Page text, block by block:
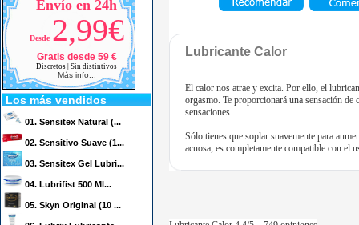
Envío en 24h
Desde 2,99€
Gratis desde 59 €
Discretos | Sin distintivos
Más info...
Los más vendidos
01. Sensitex Natural (...
02. Sensitivo Suave (1...
03. Sensitex Gel Lubri...
04. Lubrifist 500 Ml...
05. Skyn Original (10 ...
Lubricante Calor
El calor nos atrae y excita. Por ello, el
orgasmo. Te proporcionará una sensación
sensaciones.
Sólo tienes que soplar suavemente para
acuosa, es completamente compatible con el